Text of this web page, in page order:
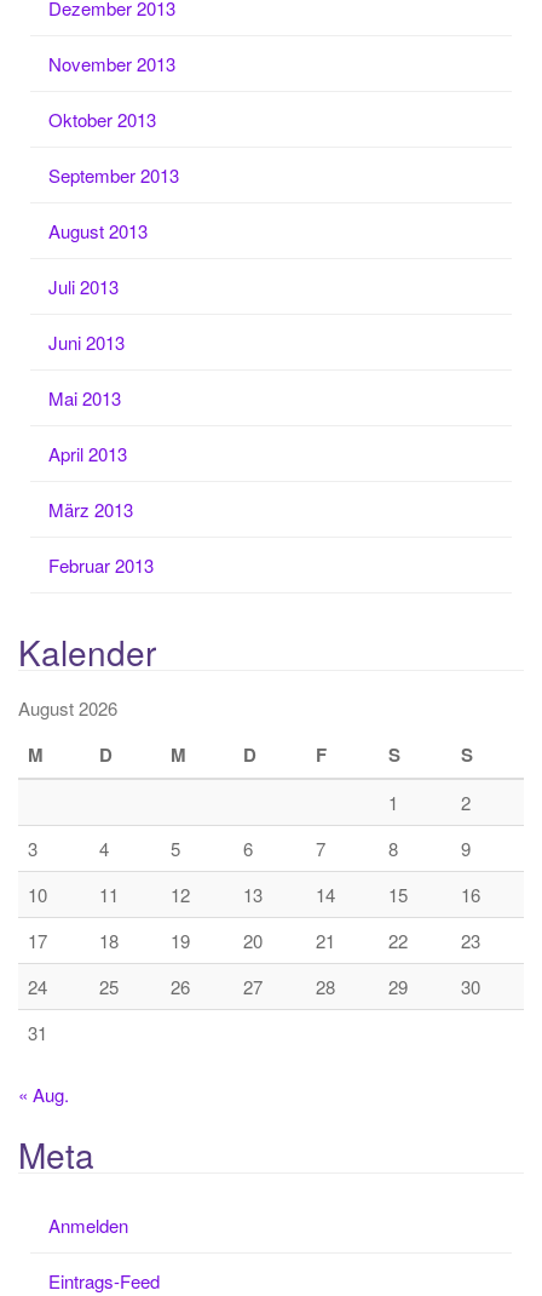
Dezember 2013
November 2013
Oktober 2013
September 2013
August 2013
Juli 2013
Juni 2013
Mai 2013
April 2013
März 2013
Februar 2013
Kalender
August 2026
M D M D F S S
1
2
3
4 5 6 7 8
9
10
11 12 13 14 15
16
17
18 19 20 21 22
23
24
25 26 27 28 29
30
31
« Aug.
Meta
Anmelden
Eintrags-Feed